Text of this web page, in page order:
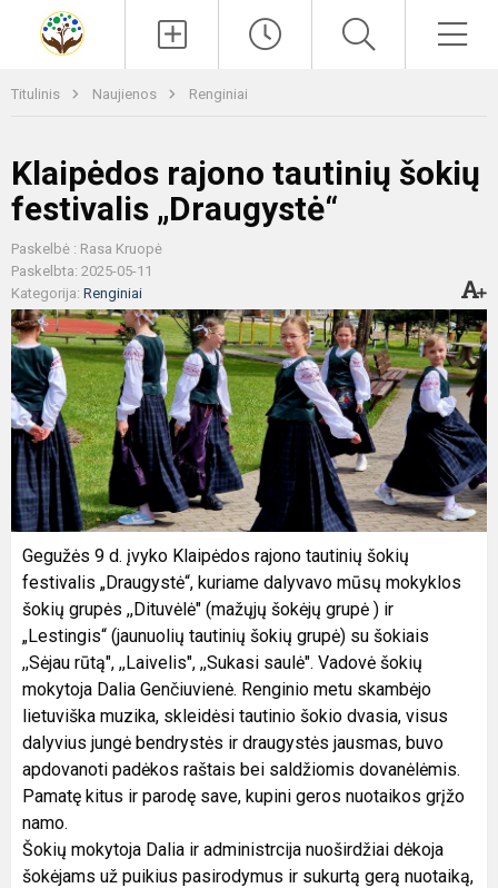
Titulinis Naujienos Renginiai
Klaipėdos rajono tautinių šokių
festivalis „Draugystė“
Paskelbė : Rasa Kruopė
Paskelbta: 2025-05-11
Kategorija: Renginiai
Gegužės 9 d. įvyko Klaipėdos rajono tautinių šokių
festivalis „Draugystė“, kuriame dalyvavo mūsų mokyklos
šokių grupės ,,Dituvėlė" (mažųjų šokėjų grupė ) ir
„Lestingis“ (jaunuolių tautinių šokių grupė) su šokiais
,,Sėjau rūtą", ,,Laivelis", ,,Sukasi saulė". Vadovė šokių
mokytoja Dalia Genčiuvienė. Renginio metu skambėjo
lietuviška muzika, skleidėsi tautinio šokio dvasia, visus
dalyvius jungė bendrystės ir draugystės jausmas, buvo
apdovanoti padėkos raštais bei saldžiomis dovanėlėmis.
Pamatę kitus ir parodę save, kupini geros nuotaikos grįžo
namo.
Šokių mokytoja Dalia ir administrcija nuoširdžiai dėkoja
šokėjams už puikius pasirodymus ir sukurtą gerą nuotaiką,